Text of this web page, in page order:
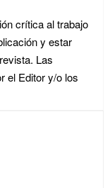
crítica al trabajo
y estar
Las
el Editor y/o los